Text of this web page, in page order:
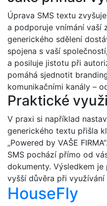
Úprava SMS textu
a podporuje vnímání vaší
generického sdělení
spojena s vaší
a posiluje jistotu při
pomáhá sjednotit
komunikačními kanály –
Praktické
V praxi si například
generického textu přišla
„Powered by VAŠE
SMS pochází přímo od
dokumenty. Výsledkem
vyšší důvěra při
HouseFly